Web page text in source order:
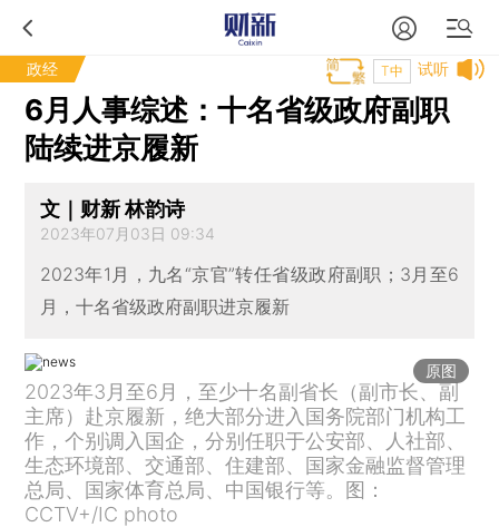
政经 试听
T中
6月人事综述：十名省级政府副职
陆续进京履新
文｜财新 林韵诗
2023年07月03日 09:34
2023年1月，九名“京官”转任省级政府副职；3月至6
月，十名省级政府副职进京履新
原图
2023年3月至6月，至少十名副省长（副市长、副
主席）赴京履新，绝大部分进入国务院部门机构工
作，个别调入国企，分别任职于公安部、人社部、
生态环境部、交通部、住建部、国家金融监督管理
总局、国家体育总局、中国银行等。图：
CCTV+/IC photo